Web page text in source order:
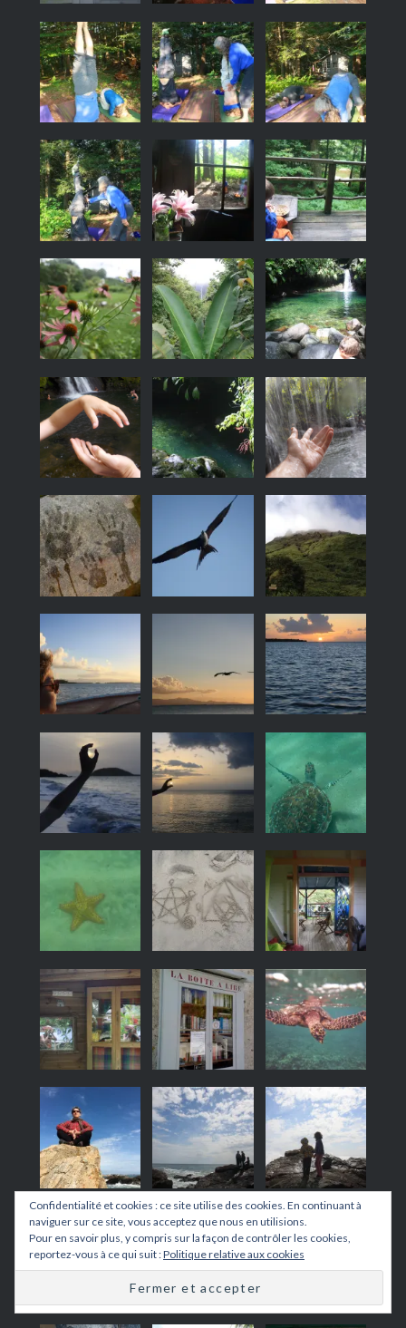
Confidentialité et cookies : ce site utilise des cookies. En continuant à
naviguer sur ce site, vous acceptez que nous en utilisions.
Pour en savoir plus, y compris sur la façon de contrôler les cookies,
reportez-vous à ce qui suit :Politique relative aux cookies